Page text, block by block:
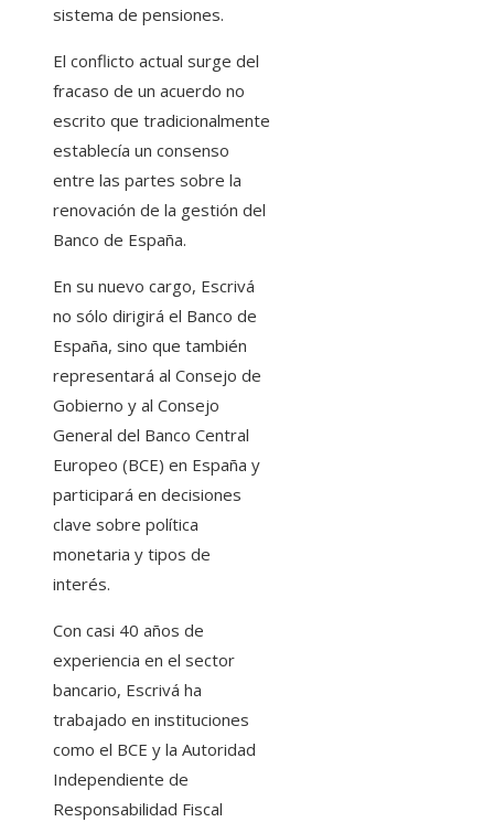
sistema de pensiones.
El conflicto actual surge del
fracaso de un acuerdo no
escrito que tradicionalmente
establecía un consenso
entre las partes sobre la
renovación de la gestión del
Banco de España.
En su nuevo cargo, Escrivá
no sólo dirigirá el Banco de
España, sino que también
representará al Consejo de
Gobierno y al Consejo
General del Banco Central
Europeo (BCE) en España y
participará en decisiones
clave sobre política
monetaria y tipos de
interés.
Con casi 40 años de
experiencia en el sector
bancario, Escrivá ha
trabajado en instituciones
como el BCE y la Autoridad
Independiente de
Responsabilidad Fiscal